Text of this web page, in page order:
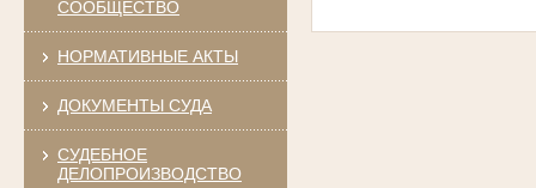
СООБЩЕСТВО
НОРМАТИВНЫЕ АКТЫ
ДОКУМЕНТЫ СУДА
СУДЕБНОЕ
ДЕЛОПРОИЗВОДСТВО